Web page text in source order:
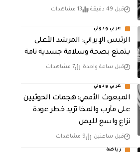
قبل 49 دقيقة 13 مشاهدات
عربي ودولي
الرئيس الإيراني: المرشد الأعلى
يتمتع بصحة وسلامة جسدية تامة
قبل ساعة واحدة 7 مشاهدات
عربي ودولي
المبعوث الأممي: هجمات الحوثيين
على مأرب والمخا تزيد خطر عودة
نزاع واسع لليمن
قبل ساعتين 9 مشاهدات
رياضة